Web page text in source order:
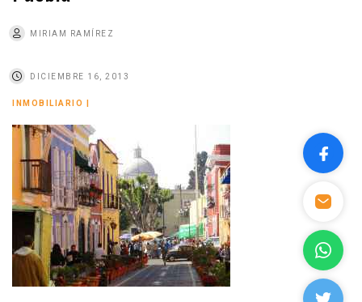
MIRIAM RAMÍREZ
DICIEMBRE 16, 2013
INMOBILIARIO